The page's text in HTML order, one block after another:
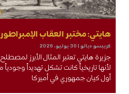
هايتي: مختبر العقاب
كريبسو ديالو 30 يوليو، 2026
جزيرة هايتي تعتبر المثال الأبرز
أول كيان جمهوري في أميركا